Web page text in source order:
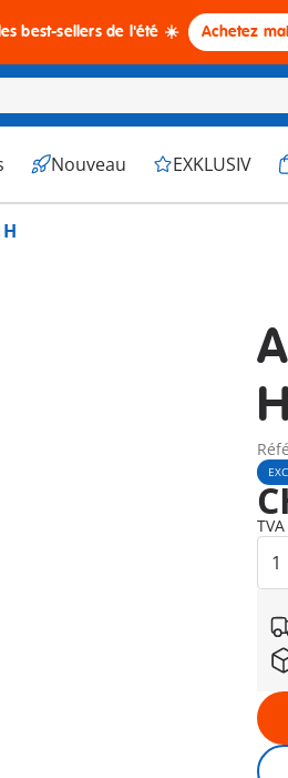
best-sellers de l'été ☀️ Achetez
Nouveau EXKLUSIV
H